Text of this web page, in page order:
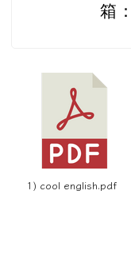
箱
1) cool english.pdf